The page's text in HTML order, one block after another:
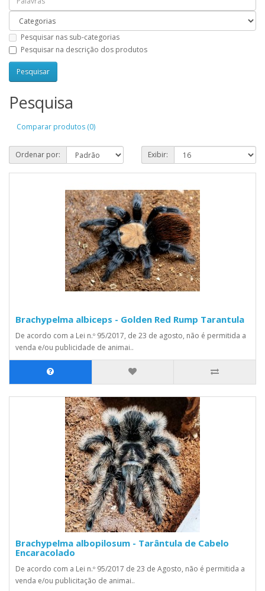
Pesquisar nas sub-categorias
Pesquisar na descrição dos produtos
Pesquisa
Comparar produtos (0)
Ordenar por: Exibir:
Brachypelma albiceps - Golden Red Rump Tarantula
De acordo com a Lei n.º 95/2017, de 23 de agosto, não é permitida a
venda e/ou publicidade de animai..
Brachypelma albopilosum - Tarântula de Cabelo
Encaracolado
De acordo com a Lei n.º 95/2017 de 23 de Agosto, não é permitida a
venda e/ou publicitação de animai..